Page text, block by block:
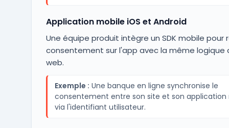
Application mobile iOS et Android
Une équipe produit intègre un SDK mobile pour
consentement sur l'app avec la même logique
web.
Exemple : Une banque en ligne synchronise le
consentement entre son site et son application
via l'identifiant utilisateur.